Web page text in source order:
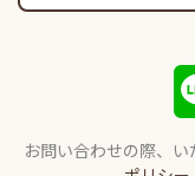
お問い合わせの際、い